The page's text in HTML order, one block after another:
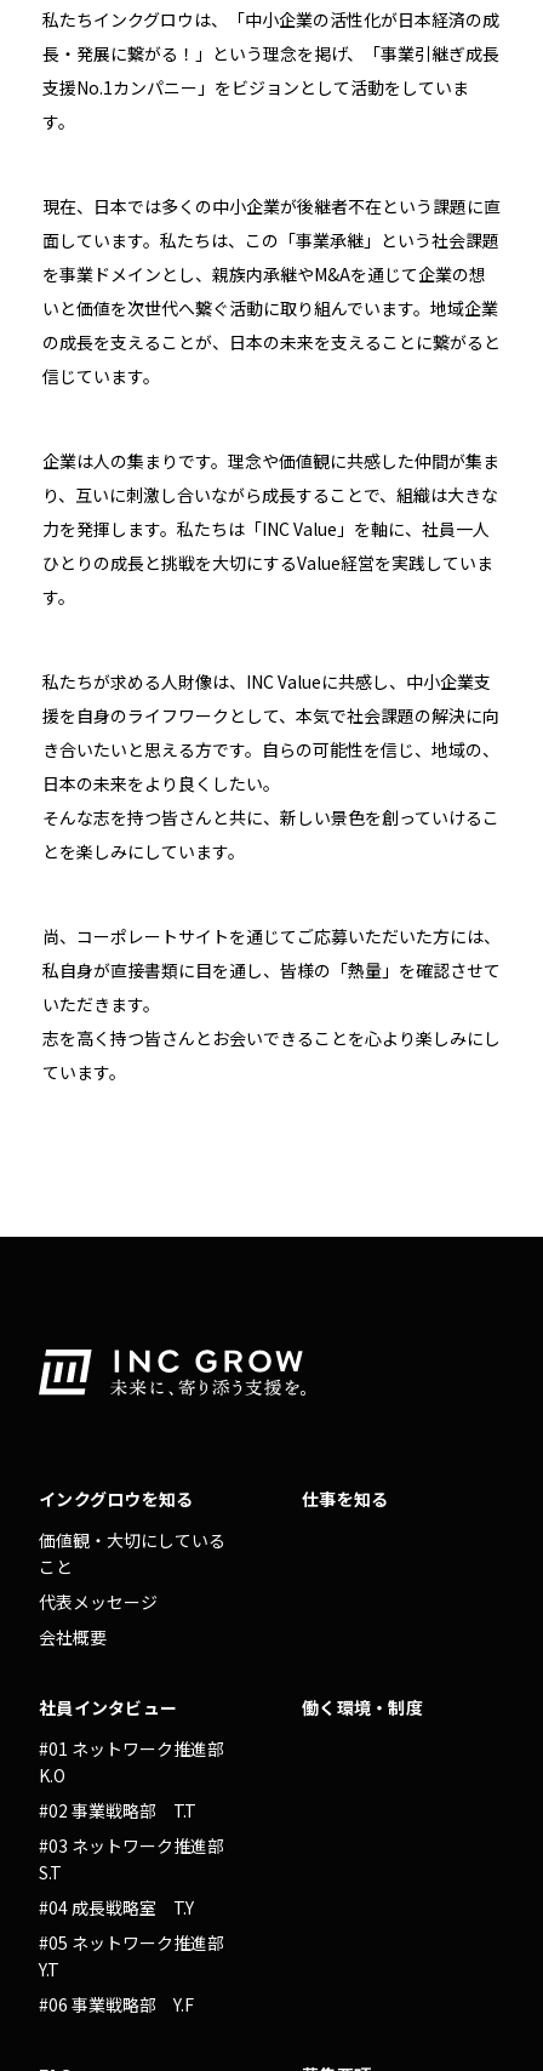
私たちインクグロウは、「中小企業の活性化が日本経済の成
長・発展に繋がる！」という理念を掲げ、「事業引継ぎ成長
支援No.1カンパニー」をビジョンとして活動をしていま
す。
現在、日本では多くの中小企業が後継者不在という課題に直
面しています。私たちは、この「事業承継」という社会課題
を事業ドメインとし、親族内承継やM&Aを通じて企業の想
いと価値を次世代へ繋ぐ活動に取り組んでいます。地域企業
の成長を支えることが、日本の未来を支えることに繋がると
信じています。
企業は人の集まりです。理念や価値観に共感した仲間が集ま
り、互いに刺激し合いながら成長することで、組織は大きな
力を発揮します。私たちは「INC Value」を軸に、社員一人
ひとりの成長と挑戦を大切にするValue経営を実践していま
す。
私たちが求める人財像は、INC Valueに共感し、中小企業支
援を自身のライフワークとして、本気で社会課題の解決に向
き合いたいと思える方です。自らの可能性を信じ、地域の、
日本の未来をより良くしたい。
そんな志を持つ皆さんと共に、新しい景色を創っていけるこ
とを楽しみにしています。
尚、コーポレートサイトを通じてご応募いただいた方には、
私自身が直接書類に目を通し、皆様の「熱量」を確認させて
いただきます。
志を高く持つ皆さんとお会いできることを心より楽しみにし
ています。
インクグロウを知る
価値観・大切にしている
こと
代表メッセージ
会社概要
仕事を知る
社員インタビュー
#01 ネットワーク推進部
K.O
#02 事業戦略部 T.T
#03 ネットワーク推進部
S.T
#04 成長戦略室 T.Y
#05 ネットワーク推進部
Y.T
#06 事業戦略部 Y.F
働く環境・制度